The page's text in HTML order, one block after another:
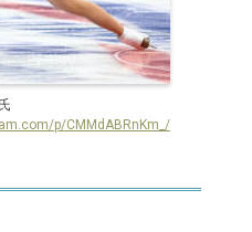
p/CMMdABRnKm_/